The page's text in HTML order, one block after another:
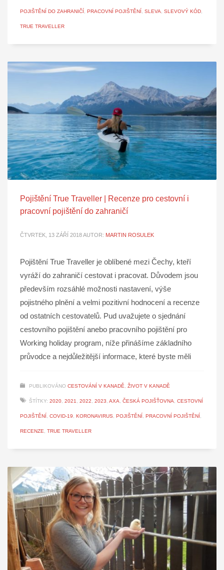
POJIŠTĚNÍ DO ZAHRANIČÍ, PRACOVNÍ POJIŠTĚNÍ, SLEVA, SLEVOVÝ KÓD,
TRUE TRAVELLER
Pojištění True Traveller | Recenze pro cestovní i
pracovní pojištění do zahraničí
ČTVRTEK, 13 ZÁŘÍ 2018AUTOR: MARTIN ROSULEK
Pojištění True Traveller je oblíbené mezi Čechy, kteří
vyráží do zahraničí cestovat i pracovat. Důvodem jsou
především rozsáhlé možnosti nastavení, výše
pojistného plnění a velmi pozitivní hodnocení a recenze
od ostatních cestovatelů. Pud uvažujete o sjednání
cestovního pojištění anebo pracovního pojištění pro
Working holiday program, níže přinášíme základního
průvodce a nejdůležitější informace, které byste měli
PUBLIKOVÁNO CESTOVÁNÍ V KANADĚ, ŽIVOT V KANADĚ
ŠTÍTKY: 2020, 2021, 2022, 2023, AXA, ČESKÁ POJIŠŤOVNA, CESTOVNÍ
POJIŠTĚNÍ, COVID-19, KORONAVIRUS, POJIŠTĚNÍ, PRACOVNÍ POJIŠTĚNÍ,
RECENZE, TRUE TRAVELLER